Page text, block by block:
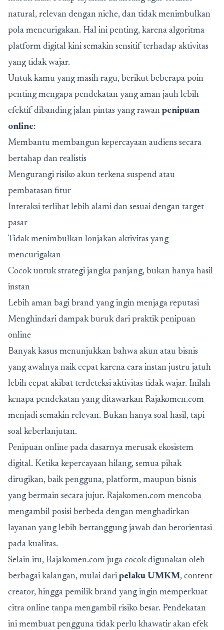
natural, relevan dengan niche, dan tidak menimbulkan
pola mencurigakan. Hal ini penting, karena algoritma
platform digital kini semakin sensitif terhadap aktivitas
yang tidak wajar.
Untuk kamu yang masih ragu, berikut beberapa poin
penting mengapa pendekatan yang aman jauh lebih
efektif dibanding jalan pintas yang rawan penipuan
online:
Membantu membangun kepercayaan audiens secara
bertahap dan realistis
Mengurangi risiko akun terkena suspend atau
pembatasan fitur
Interaksi terlihat lebih alami dan sesuai dengan target
pasar
Tidak menimbulkan lonjakan aktivitas yang
mencurigakan
Cocok untuk strategi jangka panjang, bukan hanya hasil
instan
Lebih aman bagi brand yang ingin menjaga reputasi
Menghindari dampak buruk dari praktik penipuan
online
Banyak kasus menunjukkan bahwa akun atau bisnis
yang awalnya naik cepat karena cara instan justru jatuh
lebih cepat akibat terdeteksi aktivitas tidak wajar. Inilah
kenapa pendekatan yang ditawarkan Rajakomen.com
menjadi semakin relevan. Bukan hanya soal hasil, tapi
soal keberlanjutan.
Penipuan online pada dasarnya merusak ekosistem
digital. Ketika kepercayaan hilang, semua pihak
dirugikan, baik pengguna, platform, maupun bisnis
yang bermain secara jujur. Rajakomen.com mencoba
mengambil posisi berbeda dengan menghadirkan
layanan yang lebih bertanggung jawab dan berorientasi
pada kualitas.
Selain itu, Rajakomen.com juga cocok digunakan oleh
berbagai kalangan, mulai dari pelaku UMKM, content
creator, hingga pemilik brand yang ingin memperkuat
citra online tanpa mengambil risiko besar. Pendekatan
ini membuat pengguna tidak perlu khawatir akan efek